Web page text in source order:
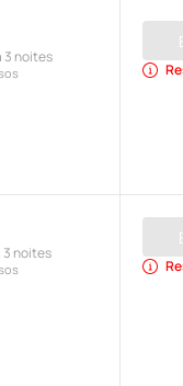
3 noites
3 noites